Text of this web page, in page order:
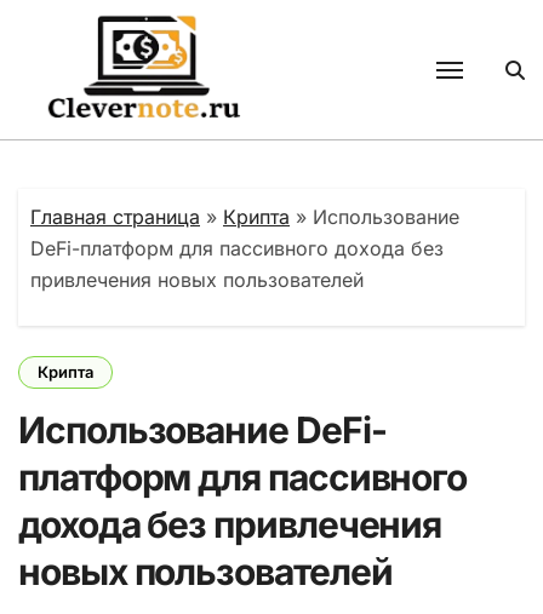
содержанию
Главная страница » Крипта » Использование
DeFi-платформ для пассивного дохода без
привлечения новых пользователей
Крипта
Использование DeFi-
платформ для пассивного
дохода без привлечения
новых пользователей